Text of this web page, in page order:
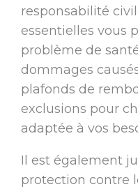
responsabilité
essentielles vous
problème de
dommages
plafonds de
exclusions pour
adaptée à vos
Il est également
protection contre